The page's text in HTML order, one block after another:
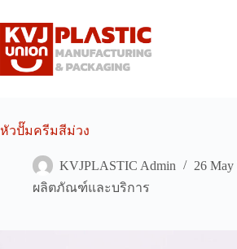
to
content
หัวปั๊มครีมสีม่วง
KVJPLASTIC Admin
26 May
ผลิตภัณฑ์และบริการ